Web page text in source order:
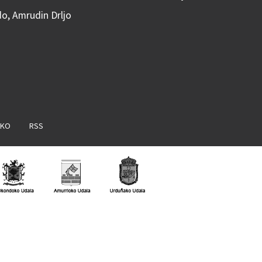
Amrudin Drljo
RSS